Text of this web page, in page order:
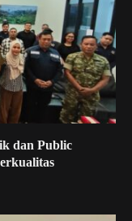
dan Public